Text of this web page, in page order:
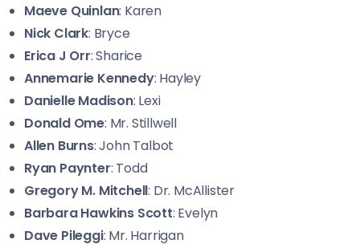
Maeve Quinlan: Karen
Nick Clark: Bryce
Erica J Orr: Sharice
Annemarie Kennedy: Hayley
Danielle Madison: Lexi
Donald Ome: Mr. Stillwell
Allen Burns: John Talbot
Ryan Paynter: Todd
Gregory M. Mitchell: Dr. McAllister
Barbara Hawkins Scott: Evelyn
Dave Pileggi: Mr. Harrigan